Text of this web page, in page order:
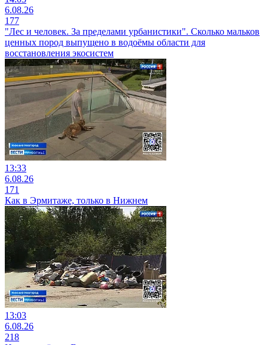
6.08.26
177
"Лес и человек. За пределами урбанистики". Сколько мальков
ценных пород выпущено в водоёмы области для
восстановления экосистем
13:33
6.08.26
171
Как в Эрмитаже, только в Нижнем
13:03
6.08.26
218